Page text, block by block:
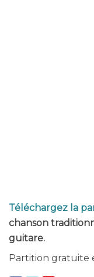
Téléchargez la
chanson
guitare.
Partition gratuite